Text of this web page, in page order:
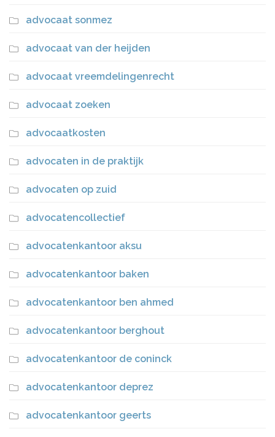
advocaat sonmez
advocaat van der heijden
advocaat vreemdelingenrecht
advocaat zoeken
advocaatkosten
advocaten in de praktijk
advocaten op zuid
advocatencollectief
advocatenkantoor aksu
advocatenkantoor baken
advocatenkantoor ben ahmed
advocatenkantoor berghout
advocatenkantoor de coninck
advocatenkantoor deprez
advocatenkantoor geerts